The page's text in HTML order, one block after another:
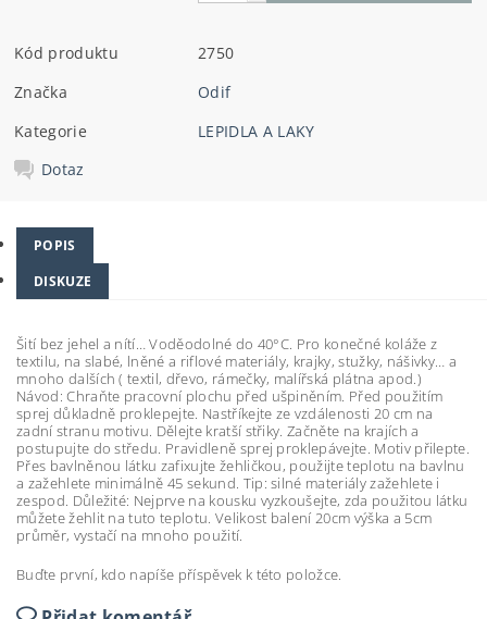
Kód produktu
2750
Značka
Odif
Kategorie
LEPIDLA A LAKY
Dotaz
POPIS
DISKUZE
Šití bez jehel a nítí… Voděodolné do 40°C. Pro konečné koláže z
textilu, na slabé, lněné a riflové materiály, krajky, stužky, nášivky… a
mnoho dalších ( textil, dřevo, rámečky, malířská plátna apod.)
Návod: Chraňte pracovní plochu před ušpiněním. Před použitím
sprej důkladně proklepejte. Nastříkejte ze vzdálenosti 20 cm na
zadní stranu motivu. Dělejte kratší střiky. Začněte na krajích a
postupujte do středu. Pravidleně sprej proklepávejte. Motiv přilepte.
Přes bavlněnou látku zafixujte žehličkou, použijte teplotu na bavlnu
a zažehlete minimálně 45 sekund. Tip: silné materiály zažehlete i
zespod. Důležité: Nejprve na kousku vyzkoušejte, zda použitou látku
můžete žehlit na tuto teplotu. Velikost balení 20cm výška a 5cm
průměr, vystačí na mnoho použití.
Buďte první, kdo napíše příspěvek k této položce.